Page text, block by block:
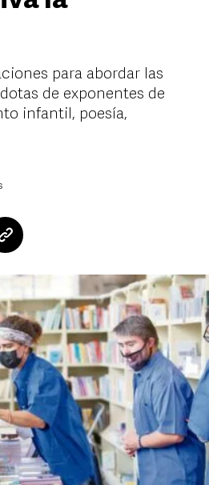
para abordar las
de exponentes de
infantil, poesía,